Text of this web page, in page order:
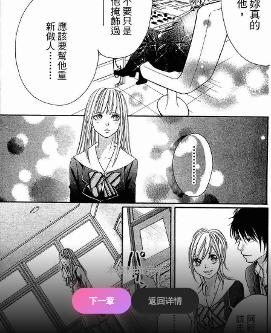
本章阅读完毕
下一章 返回详情